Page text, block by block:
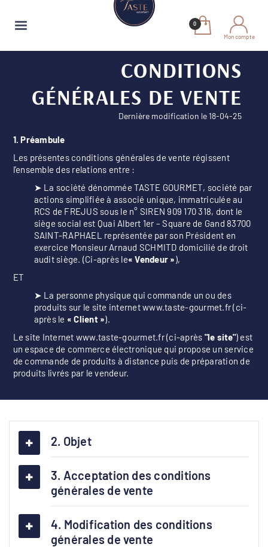
Mon compte
CONDITIONS
GÉNÉRALES DE VENTE
Dernière modification le 18-04-25
1. Préambule
Les présentes conditions générales de vente régissent
l’ensemble des relations entre :
➤ La société dénommée TASTE GOURMET, société par
actions simplifiée à associé unique, immatriculée au
RCS de FREJUS sous le n° SIREN 909 170 318, dont le
siège social est Quai Albert 1er – Square de Gand 83700
SAINT-RAPHAEL représentée par son Président en
exercice Monsieur Arnaud SCHMITD domicilié de droit
audit siège. (Ci-après le« Vendeur »),
ET
➤ La personne physique qui commande un ou des
produits sur le site internet www.taste-gourmet.fr (ci-
après le « Client »).
Le site Internet www.taste-gourmet.fr (ci-après "le site") est
un espace de commerce électronique qui propose un service
de commande de produits à distance puis de préparation de
produits livrés par le vendeur.
2. Objet
3. Acceptation des conditions
générales de vente
4. Modification des conditions
générales de vente